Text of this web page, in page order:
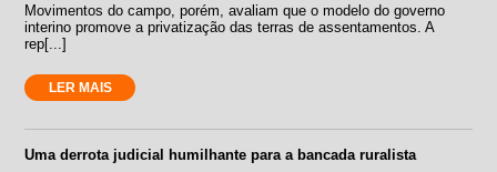
Movimentos do campo, porém, avaliam que o modelo do governo
interino promove a privatização das terras de assentamentos. A
rep[...]
LER MAIS
Uma derrota judicial humilhante para a bancada ruralista